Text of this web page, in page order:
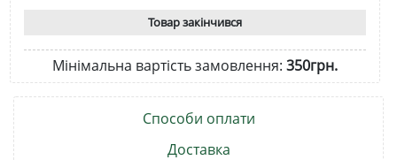
Товар закінчився
Мінімальна вартість замовлення: 350грн.
Способи оплати
Доставка